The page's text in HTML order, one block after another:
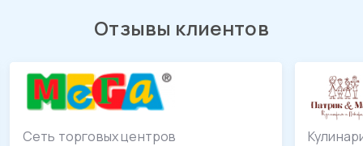
Отзывы клиентов
Сеть торговых центров